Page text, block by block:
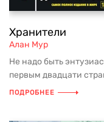
Хранители
Алан Мур
Не надо быть
первым двадцати
ПОДРОБНЕЕ